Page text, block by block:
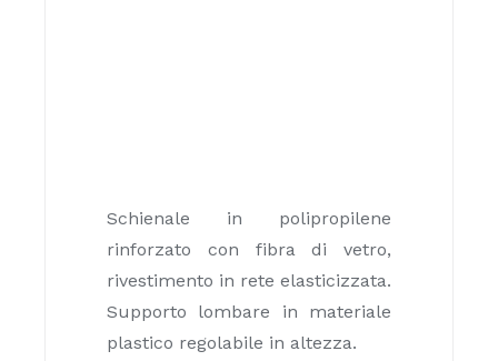
Schienale in polipropilene
rinforzato con fibra di vetro,
rivestimento in rete elasticizzata.
Supporto lombare in materiale
plastico regolabile in altezza.